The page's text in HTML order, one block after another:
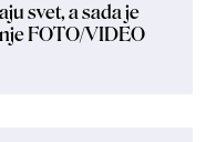
svet, a sada je
FOTO/VIDEO